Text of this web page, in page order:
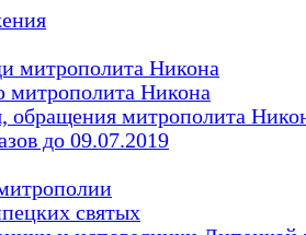
митрополита Никона
митрополита Никона
обращения митрополита
до 09.07.2019
святых